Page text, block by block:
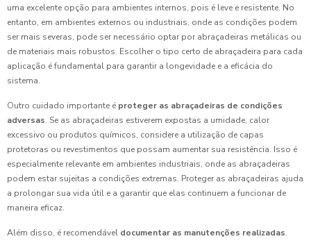
uma excelente opção para ambientes internos, pois é leve e resistente. No
entanto, em ambientes externos ou industriais, onde as condições podem
ser mais severas, pode ser necessário optar por abraçadeiras metálicas ou
de materiais mais robustos. Escolher o tipo certo de abraçadeira para cada
aplicação é fundamental para garantir a longevidade e a eficácia do
sistema.
Outro cuidado importante é proteger as abraçadeiras de condições
adversas. Se as abraçadeiras estiverem expostas a umidade, calor
excessivo ou produtos químicos, considere a utilização de capas
protetoras ou revestimentos que possam aumentar sua resistência. Isso é
especialmente relevante em ambientes industriais, onde as abraçadeiras
podem estar sujeitas a condições extremas. Proteger as abraçadeiras ajuda
a prolongar sua vida útil e a garantir que elas continuem a funcionar de
maneira eficaz.
Além disso, é recomendável documentar as manutenções realizadas.